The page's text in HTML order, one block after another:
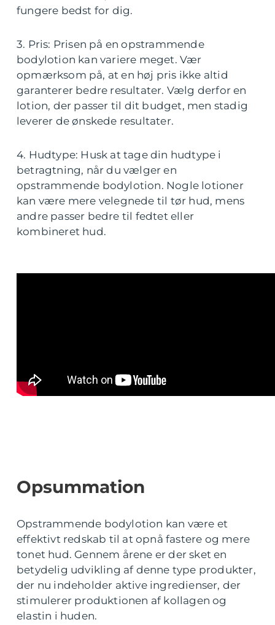
fungere bedst for dig.
3. Pris: Prisen på en opstrammende
bodylotion kan variere meget. Vær
opmærksom på, at en høj pris ikke altid
garanterer bedre resultater. Vælg derfor en
lotion, der passer til dit budget, men stadig
leverer de ønskede resultater.
4. Hudtype: Husk at tage din hudtype i
betragtning, når du vælger en
opstrammende bodylotion. Nogle lotioner
kan være mere velegnede til tør hud, mens
andre passer bedre til fedtet eller
kombineret hud.
Opsummation
Opstrammende bodylotion kan være et
effektivt redskab til at opnå fastere og mere
tonet hud. Gennem årene er der sket en
betydelig udvikling af denne type produkter,
der nu indeholder aktive ingredienser, der
stimulerer produktionen af kollagen og
elastin i huden.